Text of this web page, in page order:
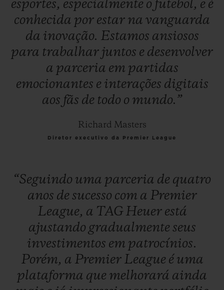
plataformas digitais da Premier League.
esportes, especialmente o futebol, e é
conhecida por estar na vanguarda
da inovação. Estamos ansiosos
para trabalhar juntos e desenvolver
a parceria em partidas
emocionantes e interações digitais
aos fãs de todo o mundo.”
Richard Masters
Diretor executivo da Premier League
“Seguindo uma parceria de quatro
anos de sucesso com a Premier
League, a TAGHeuer está
ajustando gradualmente seus
investimentos em patrocínios.
Porém, a Premier League é uma
plataforma que melhorará ainda